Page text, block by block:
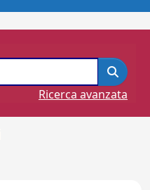
Ricerca avanzata